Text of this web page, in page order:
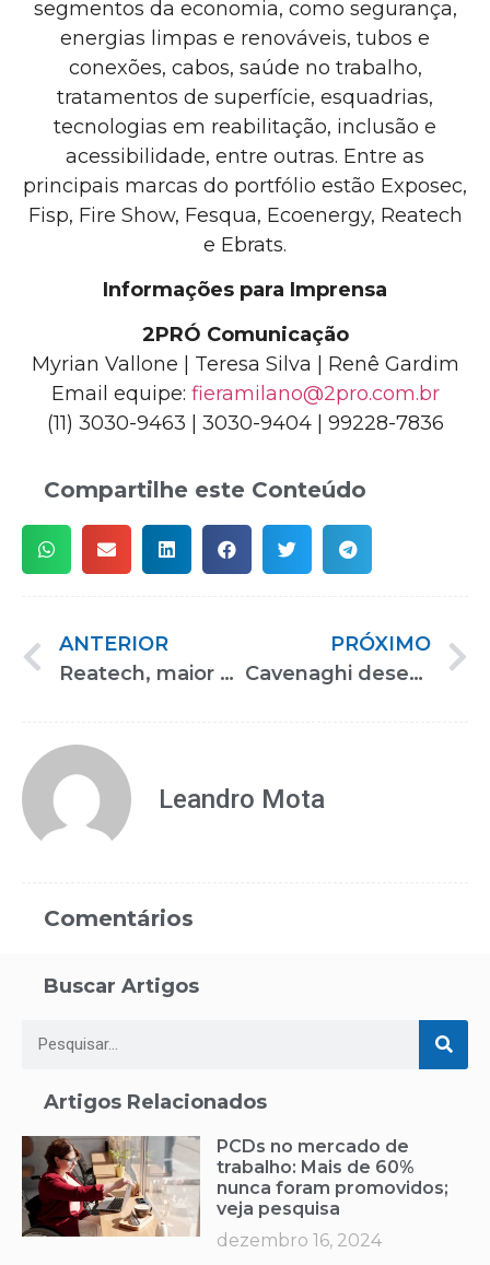
segmentos da economia, como segurança,
energias limpas e renováveis, tubos e
conexões, cabos, saúde no trabalho,
tratamentos de superfície, esquadrias,
tecnologias em reabilitação, inclusão e
acessibilidade, entre outras. Entre as
principais marcas do portfólio estão Exposec,
Fisp, Fire Show, Fesqua, Ecoenergy, Reatech
e Ebrats.
Informações para Imprensa
2PRÓ Comunicação
Myrian Vallone | Teresa Silva | Renê Gardim
Email equipe: fieramilano@2pro.com.br
(11) 3030-9463 | 3030-9404 | 99228-7836
Compartilhe este Conteúdo
ANTERIOR
Reatech, maior ponto de encontro na América Latina para PCDs, é aberta no São Paulo Expo
PRÓXIMO
Cavenaghi desenvolve produtos mais luxuosos para pessoas com deficiência
Leandro Mota
Comentários
Buscar Artigos
Artigos Relacionados
PCDs no mercado de
trabalho: Mais de 60%
nunca foram promovidos;
veja pesquisa
dezembro 16, 2024